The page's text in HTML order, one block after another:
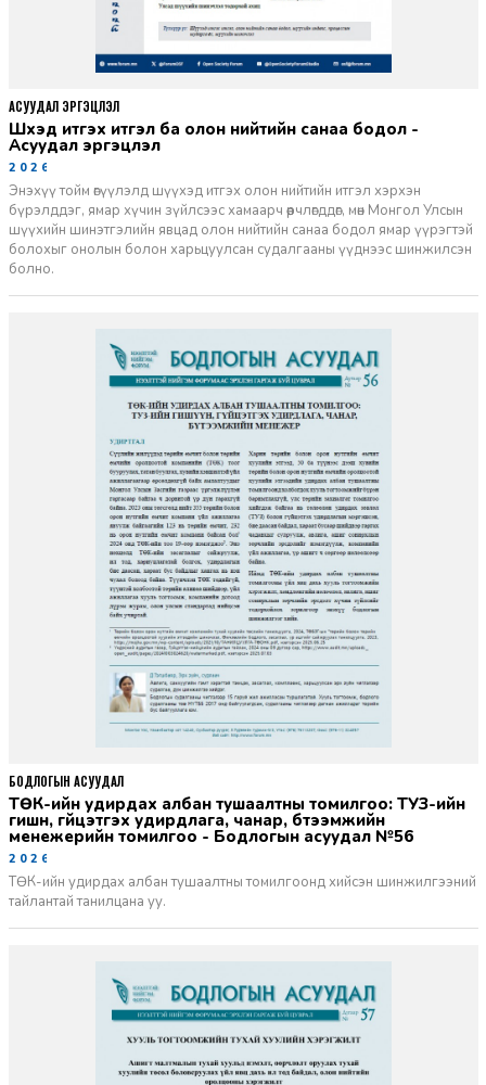
Шүүхэд итгэх итгэл ба олон нийтийн санаа бодол -
Асуудал эргэцүүлэл
2026-06-11
Энэхүү тойм өгүүлэлд шүүхэд итгэх олон нийтийн итгэл хэрхэн
бүрэлддэг, ямар хүчин зүйлсээс хамаарч өөрчлөгддөг, мөн Монгол Улсын
шүүхийн шинэтгэлийн явцад олон нийтийн санаа бодол ямар үүрэгтэй
болохыг онолын болон харьцуулсан судалгааны үүднээс шинжилсэн
болно.
АСУУДАЛ ЭРГЭЦҮҮЛЭЛ
ТӨК-ийн удирдах албан тушаалтны томилгоо: ТУЗ-ийн
гишүүн, гүйцэтгэх удирдлага, чанар, бүтээмжийн
менежерийн томилгоо - Бодлогын асуудал №56
2026-06-02
ТӨК-ийн удирдах албан тушаалтны томилгоонд хийсэн шинжилгээний
тайлантай танилцана уу.
БОДЛОГЫН АСУУДАЛ